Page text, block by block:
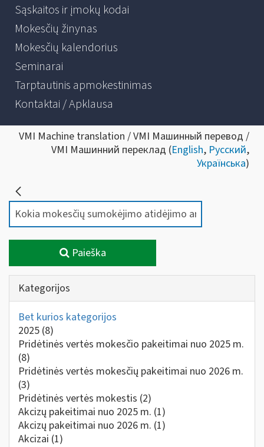
Sąskaitos ir įmokų kodai
Mokesčių žinynas
Mokesčių kalendorius
Seminarai
Tarptautinis apmokestinimas
Kontaktai / Apklausa
VMI Machine translation / VMI Машинный перевод /
VMI Машинний переклад (English, Русский,
Українська)
Paieška
Kategorijos
Bet kurios kategorijos
2025 (8)
Pridėtinės vertės mokesčio pakeitimai nuo 2025 m.
(8)
Pridėtinės vertės mokesčių pakeitimai nuo 2026 m.
(3)
Pridėtinės vertės mokestis (2)
Akcizų pakeitimai nuo 2025 m. (1)
Akcizų pakeitimai nuo 2026 m. (1)
Akcizai (1)